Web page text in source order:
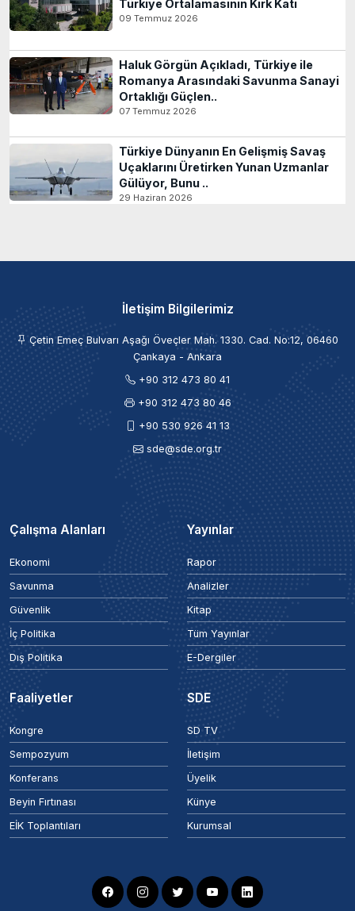
Türkiye Ortalamasının Kırk Katı
09 Temmuz 2026
Haluk Görgün Açıkladı, Türkiye ile
Romanya Arasındaki Savunma Sanayi
Ortaklığı Güçlen..
07 Temmuz 2026
Türkiye Dünyanın En Gelişmiş Savaş
Uçaklarını Üretirken Yunan Uzmanlar
Gülüyor, Bunu ..
29 Haziran 2026
İletişim Bilgilerimiz
Çetin Emeç Bulvarı Aşağı Öveçler Mah. 1330. Cad. No:12, 06460
Çankaya - Ankara
+90 312 473 80 41
+90 312 473 80 46
+90 530 926 41 13
sde@sde.org.tr
Çalışma Alanları
Ekonomi
Savunma
Güvenlik
İç Politika
Dış Politika
Yayınlar
Rapor
Analizler
Kitap
Tüm Yayınlar
E-Dergiler
Faaliyetler
Kongre
Sempozyum
Konferans
Beyin Fırtınası
EİK Toplantıları
SDE
SD TV
İletişim
Üyelik
Künye
Kurumsal